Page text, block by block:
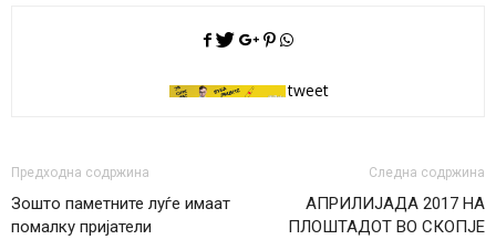
tweet
Предходна содржина
Зошто паметните луѓе имаат
помалку пријатели
Следна содржина
АПРИЛИЈАДА 2017 НА
ПЛОШТАДОТ ВО СКОПЈЕ